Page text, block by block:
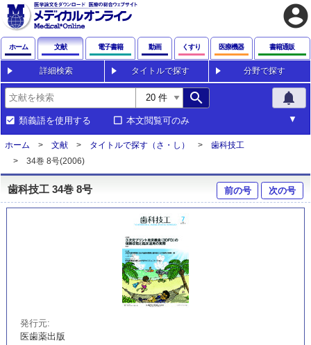
account_circle
ホーム 文献 電子書籍 動画 くすり 医療機器 書籍通販
詳細検索 タイトルで探す 分野で探す
search notifications
類義語を使用する 本文閲覧可のみ
ホーム 文献 タイトルで探す（さ・し）
歯科技工
34巻 8号(2006)
歯科技工 34巻 8号 前の号 次の号
発行元
医歯薬出版